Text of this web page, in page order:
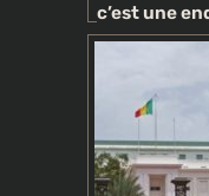
c’est une
politique !